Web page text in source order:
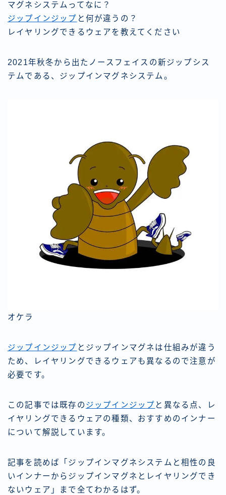
マグネシステムってなに？
ジップインジップ と何が違うの？
レイヤリングできるウェアを教えてください
2021年秋冬から出たノースフェイスの新ジップシス
テムである、ジップインマグネシステム。
オケラ
ジップインジップ とジップインマグネは仕組みが違う
ため、レイヤリングできるウェアも異なるので注意が
必要です。
この記事では既存の ジップインジップ と異なる点、レ
イヤリングできるウェアの種類、おすすめのインナー
について解説しています。
記事を読めば「ジップインマグネシステムと相性の良
いインナーからジップインマグネとレイヤリングでき
ないウェア」まで全てわかるはず。